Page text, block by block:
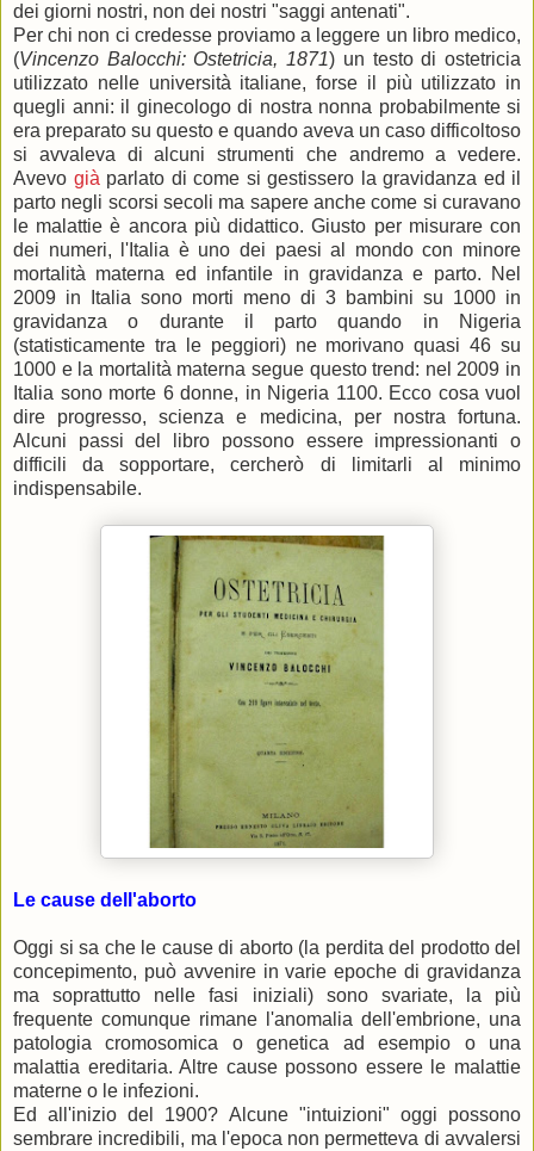
dei giorni nostri, non dei nostri "saggi antenati".
Per chi non ci credesse proviamo a leggere un libro medico,
(Vincenzo Balocchi: Ostetricia, 1871) un testo di ostetricia
utilizzato nelle università italiane, forse il più utilizzato in
quegli anni: il ginecologo di nostra nonna probabilmente si
era preparato su questo e quando aveva un caso difficoltoso
si avvaleva di alcuni strumenti che andremo a vedere.
Avevo già parlato di come si gestissero la gravidanza ed il
parto negli scorsi secoli ma sapere anche come si curavano
le malattie è ancora più didattico. Giusto per misurare con
dei numeri, l'Italia è uno dei paesi al mondo con minore
mortalità materna ed infantile in gravidanza e parto. Nel
2009 in Italia sono morti meno di 3 bambini su 1000 in
gravidanza o durante il parto quando in Nigeria
(statisticamente tra le peggiori) ne morivano quasi 46 su
1000 e la mortalità materna segue questo trend: nel 2009 in
Italia sono morte 6 donne, in Nigeria 1100. Ecco cosa vuol
dire progresso, scienza e medicina, per nostra fortuna.
Alcuni passi del libro possono essere impressionanti o
difficili da sopportare, cercherò di limitarli al minimo
indispensabile.
Le cause dell'aborto
Oggi si sa che le cause di aborto (la perdita del prodotto del
concepimento, può avvenire in varie epoche di gravidanza
ma soprattutto nelle fasi iniziali) sono svariate, la più
frequente comunque rimane l'anomalia dell'embrione, una
patologia cromosomica o genetica ad esempio o una
malattia ereditaria. Altre cause possono essere le malattie
materne o le infezioni.
Ed all'inizio del 1900? Alcune "intuizioni" oggi possono
sembrare incredibili, ma l'epoca non permetteva di avvalersi